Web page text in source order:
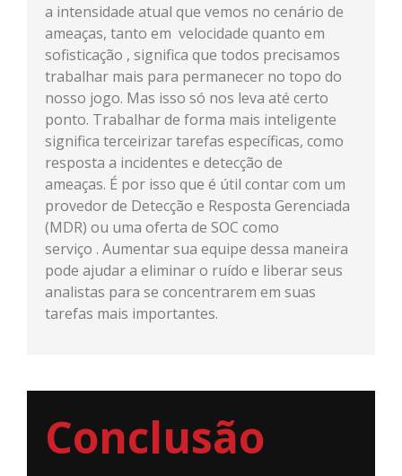
a intensidade atual que vemos no cenário de
ameaças, tanto em velocidade quanto em
sofisticação , significa que todos precisamos
trabalhar mais para permanecer no topo do
nosso jogo. Mas isso só nos leva até certo
ponto. Trabalhar de forma mais inteligente
significa terceirizar tarefas específicas, como
resposta a incidentes e detecção de
ameaças. É por isso que é útil contar com um
provedor de Detecção e Resposta Gerenciada
(MDR) ou uma oferta de SOC como
serviço . Aumentar sua equipe dessa maneira
pode ajudar a eliminar o ruído e liberar seus
analistas para se concentrarem em suas
tarefas mais importantes.
Conclusão